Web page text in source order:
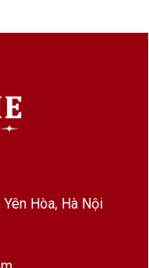
Hòa, Hà Nội